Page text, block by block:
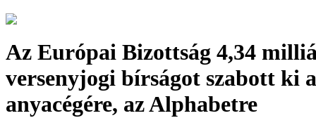
Az Európai Bizottság 4,34
versenyjogi bírságot szabott ki
anyacégére, az Alphabetre